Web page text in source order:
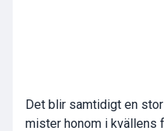
Det blir samtidigt en
mister honom i kvällens